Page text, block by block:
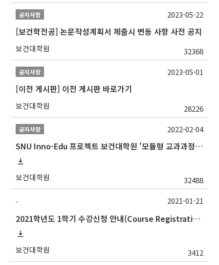
공지사항
[보건학전공] 논문작성계획서 제출시 변동 사항 사전 공지
보건대학원 32368
2023-05-22
공지사항
[이전 게시판] 이전 게시판 바로가기
보건대학원 28226
2023-05-01
공지사항
SNU Inno-Edu 프로젝트 보건대학원 '모듈형 교과과정' 안내(revised 2022/2/28)
보건대학원 32488
2022-02-04
-
2021학년도 1학기 수강신청 안내(Course Registration for 2021 Spring semester)
보건대학원 3412
2021-01-21